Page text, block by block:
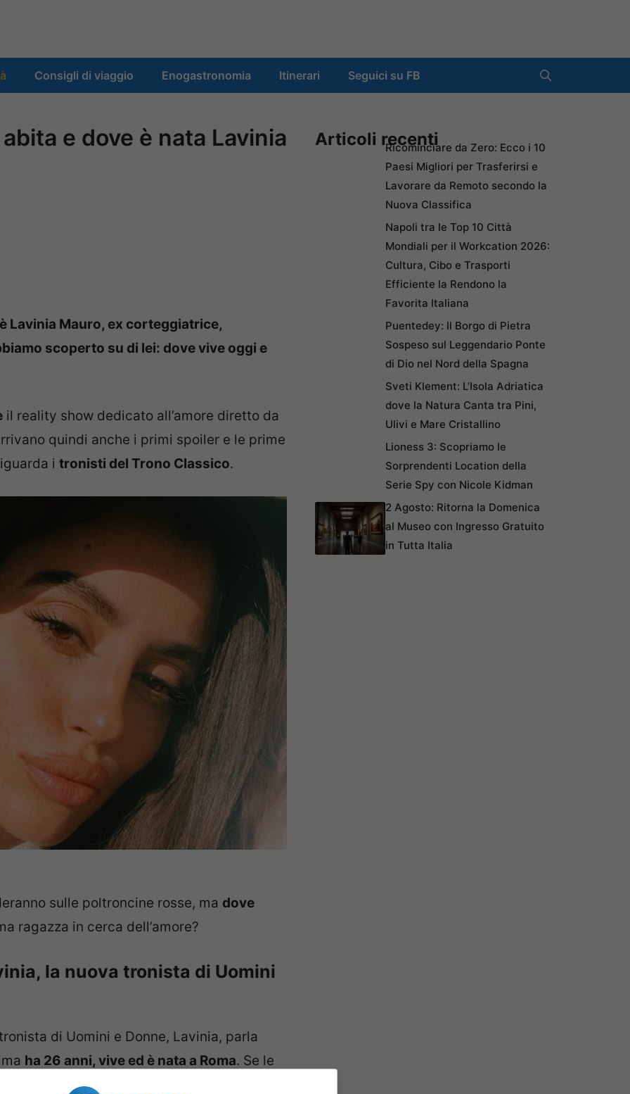
Consigli di viaggio Enogastronomia Itinerari Seguici su FB
e dove è nata Lavinia
Lavinia Mauro, ex corteggiatrice,
scoperto su di lei: dove vive oggi e
il reality show dedicato all’amore diretto da
quindi anche i primi spoiler e le prime
i tronisti del Trono Classico.
sulle poltroncine rosse, ma dove
ragazza in cerca dell’amore?
la nuova tronista di Uomini
di Uomini e Donne, Lavinia, parla
ha 26 anni, vive ed è nata a Roma. Se le
sono girate
Articoli recentiRicominciare da Zero: Ecco i 10
Paesi Migliori per Trasferirsi e
Lavorare da Remoto secondo la
Nuova Classifica
Napoli tra le Top 10 Città
Mondiali per il Workcation 2026:
Cultura, Cibo e Trasporti
Efficiente la Rendono la
Favorita Italiana
Puentedey: Il Borgo di Pietra
Sospeso sul Leggendario Ponte
di Dio nel Nord della Spagna
Sveti Klement: L’Isola Adriatica
dove la Natura Canta tra Pini,
Ulivi e Mare Cristallino
Lioness 3: Scopriamo le
Sorprendenti Location della
Serie Spy con Nicole Kidman
2 Agosto: Ritorna la Domenica
al Museo con Ingresso Gratuito
in Tutta Italia